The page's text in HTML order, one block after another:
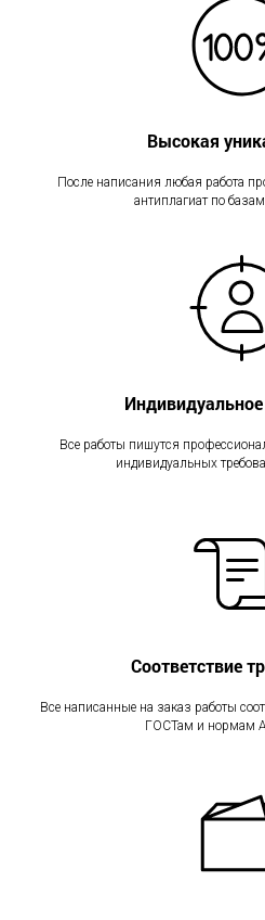
Высокая
После написания любая работа
антиплагиат по
Все работы пишутся
индивидуальных
Соответствие
Все написанные на заказ работы
ГОСТам и нормам